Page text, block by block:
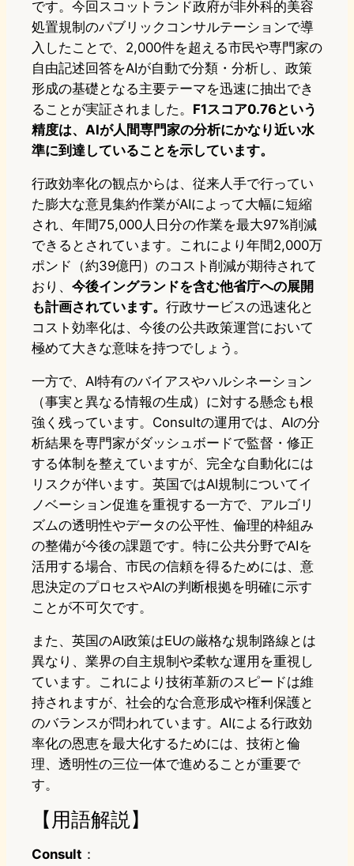
です。今回スコットランド政府が非外科的美容
処置規制のパブリックコンサルテーションで導
入したことで、2,000件を超える市民や専門家の
自由記述回答をAIが自動で分類・分析し、政策
形成の基礎となる主要テーマを迅速に抽出でき
ることが実証されました。 F1スコア0.76という
精度は、AIが人間専門家の分析にかなり近い水
準に到達していることを示しています。
行政効率化の観点からは、従来人手で行ってい
た膨大な意見集約作業がAIによって大幅に短縮
され、年間75,000人日分の作業を最大97%削減
できるとされています。これにより年間2,000万
ポンド（約39億円）のコスト削減が期待されて
おり、 今後イングランドを含む他省庁への展開
も計画されています。 行政サービスの迅速化と
コスト効率化は、今後の公共政策運営において
極めて大きな意味を持つでしょう。
一方で、AI特有のバイアスやハルシネーション
（事実と異なる情報の生成）に対する懸念も根
強く残っています。Consultの運用では、AIの分
析結果を専門家がダッシュボードで監督・修正
する体制を整えていますが、完全な自動化には
リスクが伴います。英国ではAI規制についてイ
ノベーション促進を重視する一方で、アルゴリ
ズムの透明性やデータの公平性、倫理的枠組み
の整備が今後の課題です。特に公共分野でAIを
活用する場合、市民の信頼を得るためには、意
思決定のプロセスやAIの判断根拠を明確に示す
ことが不可欠です。
また、英国のAI政策はEUの厳格な規制路線とは
異なり、業界の自主規制や柔軟な運用を重視し
ています。これにより技術革新のスピードは維
持されますが、社会的な合意形成や権利保護と
のバランスが問われています。AIによる行政効
率化の恩恵を最大化するためには、技術と倫
理、透明性の三位一体で進めることが重要で
す。
【用語解説】
Consult ：